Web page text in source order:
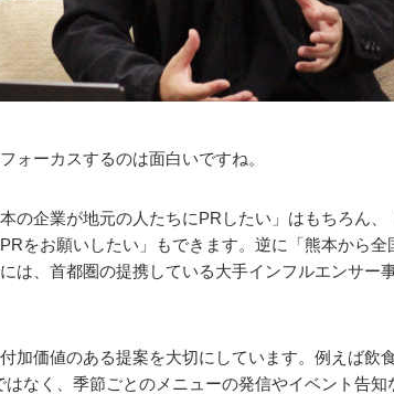
ォーカスするのは面白いですね。
本の企業が地元の人たちにPRしたい」はもちろん
をお願いしたい」もできます。逆に「熊本から全
は、首都圏の提携している大手インフルエンサー
加価値のある提案を大切にしています。例えば飲
はなく、季節ごとのメニューの発信やイベント告知